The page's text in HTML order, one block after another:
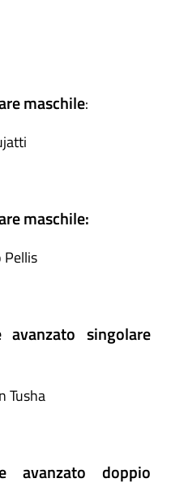
maschile:
maschile:
Pellis
avanzato singolare
Tusha
avanzato doppio